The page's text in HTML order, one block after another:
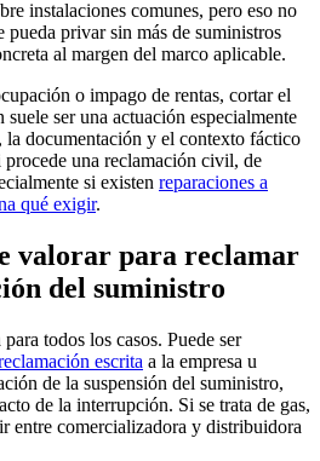
instalaciones comunes, pero eso no
pueda privar sin más de suministros
al margen del marco aplicable.
o impago de rentas, cortar el
ser una actuación especialmente
la documentación y el contexto fáctico
una reclamación civil, de
si existen reparaciones a
qué exigir.
valorar para reclamar
del suministro
todos los casos. Puede ser
escrita a la empresa u
de la suspensión del suministro,
de la interrupción. Si se trata de gas,
entre comercializadora y distribuidora